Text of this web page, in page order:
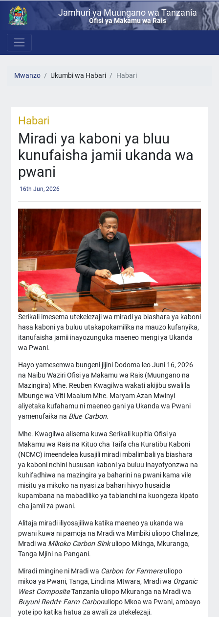
Jamhuri ya Muungano wa Tanzania
Ofisi ya Makamu wa Rais
Mwanzo Ukumbi wa Habari Habari
Habari
Miradi ya kaboni ya bluu
kunufaisha jamii ukanda wa
pwani
16th Jun, 2026
Serikali imesema utekelezaji wa miradi ya biashara ya kaboni
hasa kaboni ya buluu utakapokamilika na mauzo kufanyika,
itanufaisha jamii inayozunguka maeneo mengi ya Ukanda
wa Pwani.
Hayo yamesemwa bungeni jijini Dodoma leo Juni 16, 2026
na Naibu Waziri Ofisi ya Makamu wa Rais (Muungano na
Mazingira) Mhe. Reuben Kwagilwa wakati akijibu swali la
Mbunge wa Viti Maalum Mhe. Maryam Azan Mwinyi
aliyetaka kufahamu ni maeneo gani ya Ukanda wa Pwani
yamenufaika na Blue Carbon.
Mhe. Kwagilwa alisema kuwa Serikali kupitia Ofisi ya
Makamu wa Rais na Kituo cha Taifa cha Kuratibu Kaboni
(NCMC) imeendelea kusajili miradi mbalimbali ya biashara
ya kaboni nchini hususan kaboni ya buluu inayofyonzwa na
kuhifadhiwa na mazingira ya baharini na pwani kama vile
misitu ya mikoko na nyasi za bahari hivyo husaidia
kupambana na mabadiliko ya tabianchi na kuongeza kipato
cha jamii za pwani.
Alitaja miradi iliyosajiliwa katika maeneo ya ukanda wa
pwani kuwa ni pamoja na Mradi wa Mimbiki uliopo Chalinze,
Mradi wa Mikoko Carbon Sinkuliopo Mkinga, Mkuranga,
Tanga Mjini na Pangani.
Miradi mingine ni Mradi wa Carbon for Farmersuliopo
mikoa ya Pwani, Tanga, Lindi na Mtwara, Mradi wa Organic
West CompositeTanzania uliopo Mkuranga na Mradi wa
Buyuni Redd+ Farm Carbonuliopo Mkoa wa Pwani, ambayo
yote ipo katika hatua za awali za utekelezaji.